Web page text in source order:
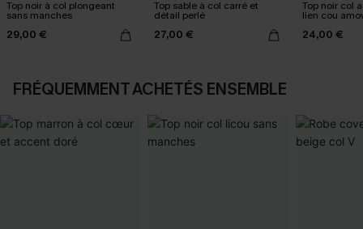
Top noir à col plongeant
sans manches
29,00 €
Top sable à col carré et
détail perlé
27,00 €
Top noir col
lien cou
24,00 €
FRÉQUEMMENT ACHETÉS ENSEMBLE